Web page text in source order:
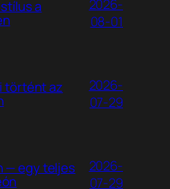
a
2026-
08-01
történt az
2026-
07-29
— egy teljes
2026-
07-29